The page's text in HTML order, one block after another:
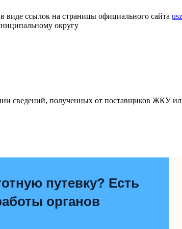
ссылок на страницы официального сайта
округу
сведений, полученных от поставщиков ЖКУ
путевку? Есть
органов